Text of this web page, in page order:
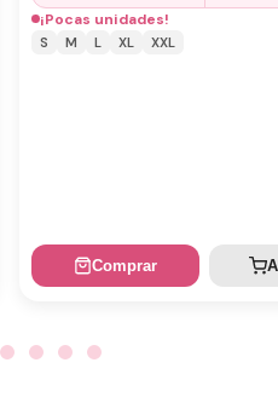
¡Pocas unidades!
S M L XL XXL
Comprar